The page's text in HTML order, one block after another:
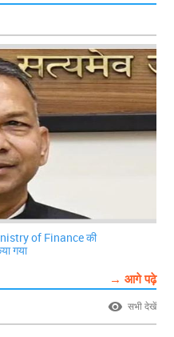
of Finance की
गया
→ आगे पढ़े
सभी देखें